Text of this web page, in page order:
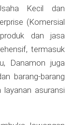
Kecil dan
(Komersial
dan jasa
termasuk
Danamon juga
barang-barang
asuransi